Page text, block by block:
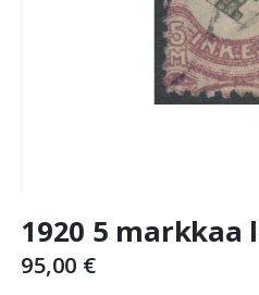
to
beginning
1920 5 markkaa
95,00 €